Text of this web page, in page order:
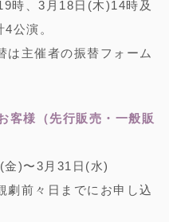
時、3月18日(木)14時及
公演。
主催者の振替フォーム
客様（先行販売・一般販
金)〜3月31日(水)
前々日までにお申し込